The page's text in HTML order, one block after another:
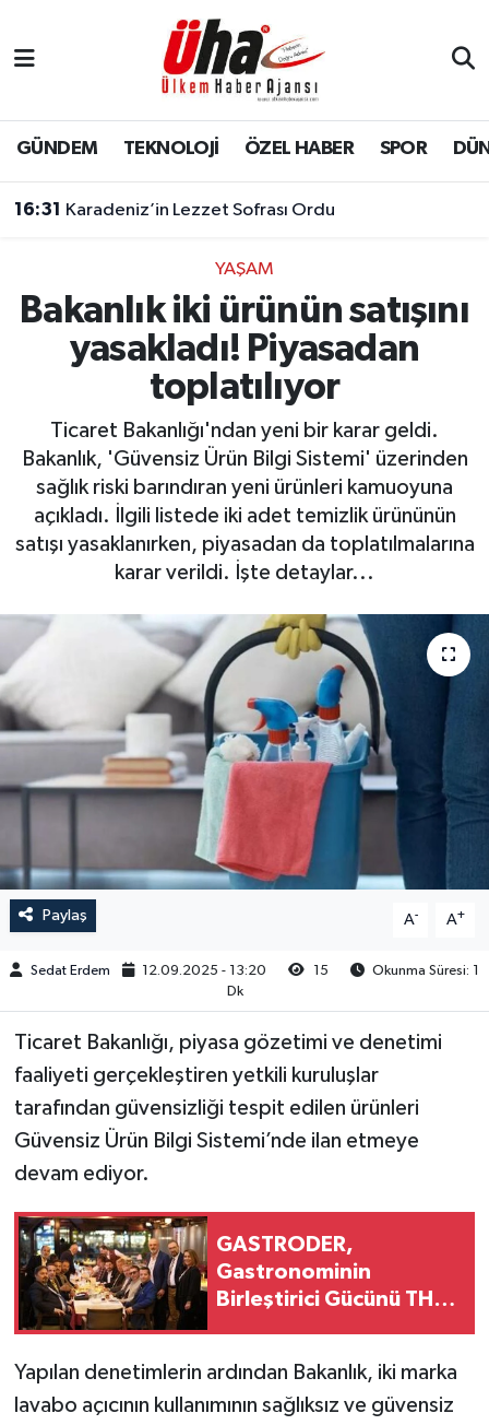
GÜNDEM TEKNOLOJİ ÖZEL HABER SPOR
16:31 Karadeniz’in Lezzet Sofrası Ordu
YAŞAM
Bakanlık iki ürünün satışını
yasakladı! Piyasadan
toplatılıyor
Ticaret Bakanlığı'ndan yeni bir karar geldi.
Bakanlık, 'Güvensiz Ürün Bilgi Sistemi' üzerinden
sağlık riski barındıran yeni ürünleri kamuoyuna
açıkladı. İlgili listede iki adet temizlik ürününün
satışı yasaklanırken, piyasadan da toplatılmalarına
karar verildi. İşte detaylar...
Paylaş A- A+
Sedat Erdem 12.09.2025 - 13:20 15
Okunma Süresi: 1
Dk
Ticaret Bakanlığı, piyasa gözetimi ve denetimi
faaliyeti gerçekleştiren yetkili kuruluşlar
tarafından güvensizliği tespit edilen ürünleri
Güvensiz Ürün Bilgi Sistemi’nde ilan etmeye
devam ediyor.
GASTRODER,
Gastronominin
Birleştirici Gücünü THE
Yapılan denetimlerin ardından Bakanlık, iki marka
lavabo açıcının kullanımının sağlıksız ve güvensiz
İstanbul Nöbetçi Eczaneler
İstanbul Hava Durumu
Süper Lig Puan Durumu ve Fikstür
Tüm Manşetler
Haber Arşivi